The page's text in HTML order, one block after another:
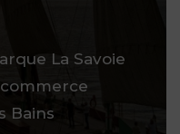
La Savoie
Bains